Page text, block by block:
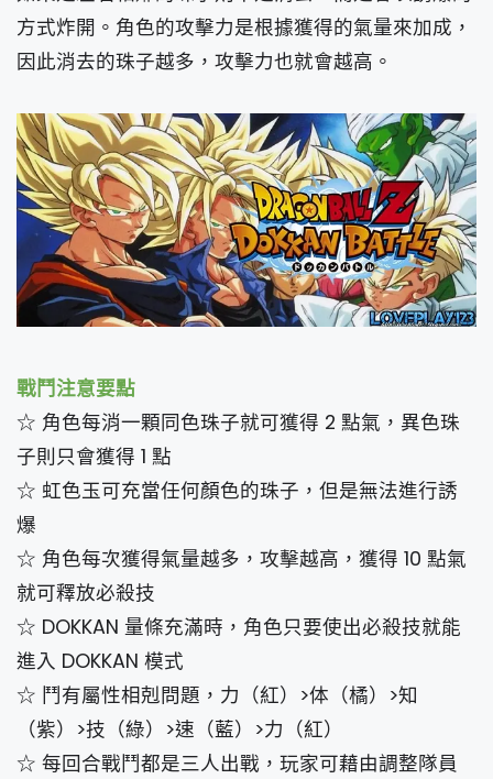
方式炸開。角色的攻擊力是根據獲得的氣量來加成，
因此消去的珠子越多，攻擊力也就會越高。
戰鬥注意要點
☆ 角色每消一顆同色珠子就可獲得 2 點氣，異色珠
子則只會獲得 1 點
☆ 虹色玉可充當任何顏色的珠子，但是無法進行誘
爆
☆ 角色每次獲得氣量越多，攻擊越高，獲得 10 點氣
就可釋放必殺技
☆ DOKKAN 量條充滿時，角色只要使出必殺技就能
進入 DOKKAN 模式
☆ 鬥有屬性相剋問題，力（紅）>体（橘）>知
（紫）>技（綠）>速（藍）>力（紅）
☆ 每回合戰鬥都是三人出戰，玩家可藉由調整隊員